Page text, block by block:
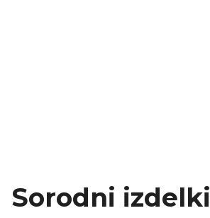
Sorodni izdelki